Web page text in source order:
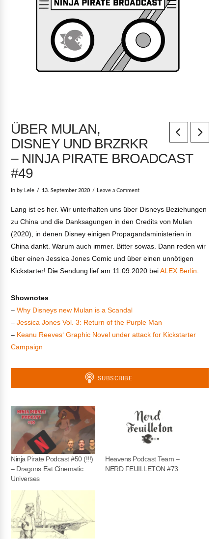
ÜBER MULAN,
DISNEY UND BRZRKR
– NINJA PIRATE BROADCAST
#49
In by Lele 13. September 2020 Leave a Comment
Lang ist es her. Wir unterhalten uns über Disneys Beziehungen
zu China und die Danksagungen in den Credits von Mulan
(2020), in denen Disney einigen Propagandaministerien in
China dankt. Warum auch immer. Bitter sowas. Dann reden wir
über einen Jessica Jones Comic und über einen unnötigen
Kickstarter! Die Sendung lief am 11.09.2020 beiALEX Berlin
Shownotes:
–Why Disneys new Mulan is a Scandal
–Jessica Jones Vol. 3: Return of the Purple Man
– Keanu Reeves‘ Graphic Novel under attack for Kickstarter
Campaign
Ninja Pirate Podcast #50 (!!!)
– Dragons Eat Cinematic
Universes
Heavens Podcast Team –
NERD FEUILLETON #73